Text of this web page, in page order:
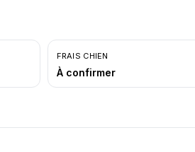
FRAIS CHIEN
À confirmer